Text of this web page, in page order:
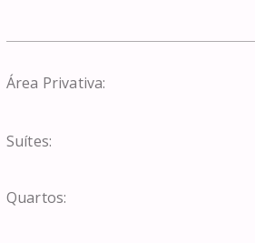
Área Privativa:
Suítes:
Quartos: